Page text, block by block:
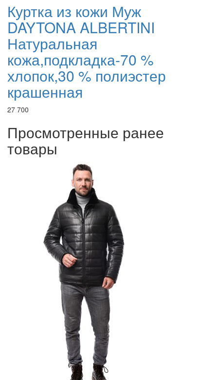
Куртка из кожи Муж
DAYTONA ALBERTINI
Натуральная
кожа,подкладка-70 %
хлопок,30 % полиэстер
крашенная
27 700
Просмотренные ранее
товары